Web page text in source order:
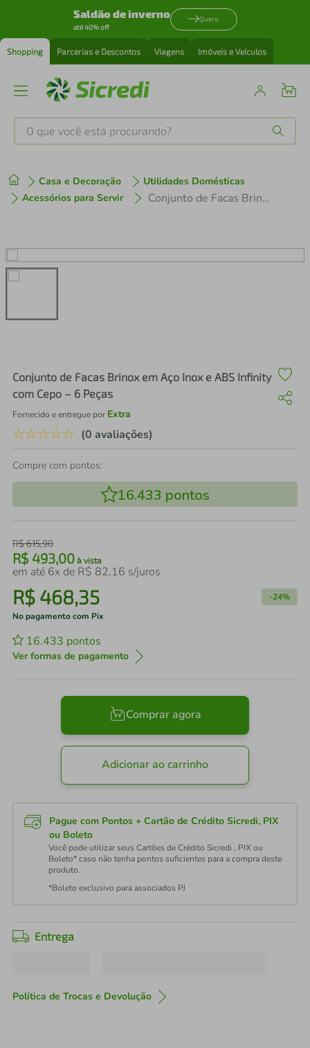
Saldão de inverno
até 40% off
Quero
Shopping Parcerias e Descontos Viagens Imóveis e Veículos
O que você está procurando?
Casa e Decoração
Utilidades Domésticas
Acessórios para Servir
Conjunto de Facas Brinox em Aço Inox e ABS Infinity com Cepo – 6 Peças
Conjunto de Facas Brinox em Aço Inox e ABS Infinity
com Cepo – 6 Peças
Fornecido e entregue por Extra
☆☆☆☆☆ (0 avaliações)
Compre com pontos:
16.433 pontos
R$615,90
R$ 493,00 à vista
em até 6x de R$ 82,16 s/juros
R$ 468,35 -24%
No pagamento com Pix
16.433 pontos
Ver formas de pagamento
Comprar agora
Adicionar ao carrinho
Pague com Pontos + Cartão de Crédito Sicredi, PIX
ou Boleto
Você pode utilizar seus Cartões de Crédito Sicredi , PIX ou
Boleto* caso não tenha pontos suficientes para a compra deste
produto.
*Boleto exclusivo para associados PJ
Entrega
Política de Trocas e Devolução
1º tenis
3º